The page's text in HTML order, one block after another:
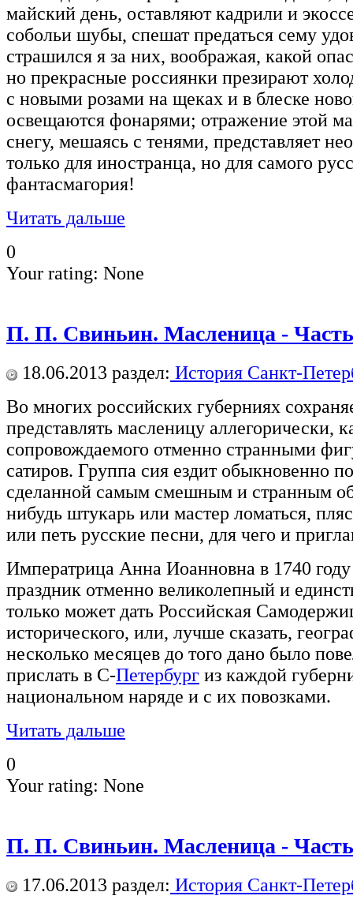
майский день, оставляют кадрили и
собольи шубы, спешат предаться сему
страшился я за них, воображая, какой
но прекрасные россиянки презирают
с новыми розами на щеках и в блеске
освещаются фонарями; отражение этой
снегу, мешаясь с тенями, представляет
только для иностранца, но для самого
фантасмагория!
Читать дальше
0
Your rating: None
П. П. Свиньин. Масленица -
18.06.2013 раздел: История Санкт-
Во многих российских губерниях
представлять масленицу аллегорически,
сопровождаемого отменно странными
сатиров. Группа сия ездит обыкновенно
сделанной самым смешным и странным
нибудь штукарь или мастер ломаться,
или петь русские песни, для чего и
Императрица Анна Иоанновна в 1740
праздник отменно великолепный и
только может дать Российская
исторического, или, лучше сказать,
несколько месяцев до того дано было
прислать в С-Петербург из каждой
национальном наряде и с их повозками.
Читать дальше
0
Your rating: None
П. П. Свиньин. Масленица -
17.06.2013 раздел: История Санкт-